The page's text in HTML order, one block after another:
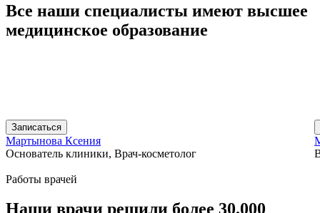
Все наши специалисты имеют высшее
медицинское образование
Записаться
Мартынова Ксения
Основатель клиники, Врач-косметолог
Работы врачей
Наши врачи решили более 30.000